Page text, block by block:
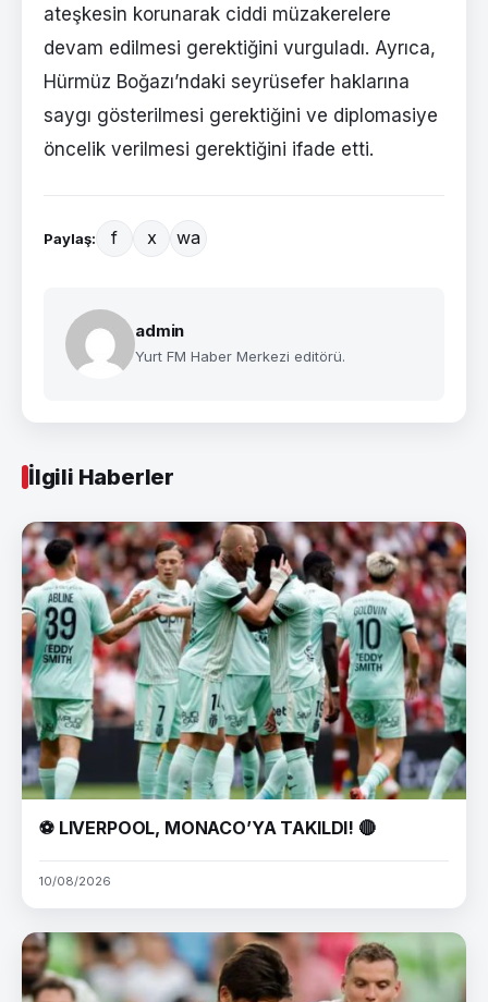
ateşkesin korunarak ciddi müzakerelere
devam edilmesi gerektiğini vurguladı. Ayrıca,
Hürmüz Boğazı’ndaki seyrüsefer haklarına
saygı gösterilmesi gerektiğini ve diplomasiye
öncelik verilmesi gerektiğini ifade etti.
Paylaş: f x wa
admin
Yurt FM Haber Merkezi editörü.
İlgili Haberler
⚽ LIVERPOOL, MONACO’YA TAKILDI! 🔴
10/08/2026